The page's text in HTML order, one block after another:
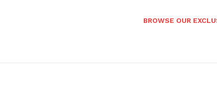
BROWSE OUR